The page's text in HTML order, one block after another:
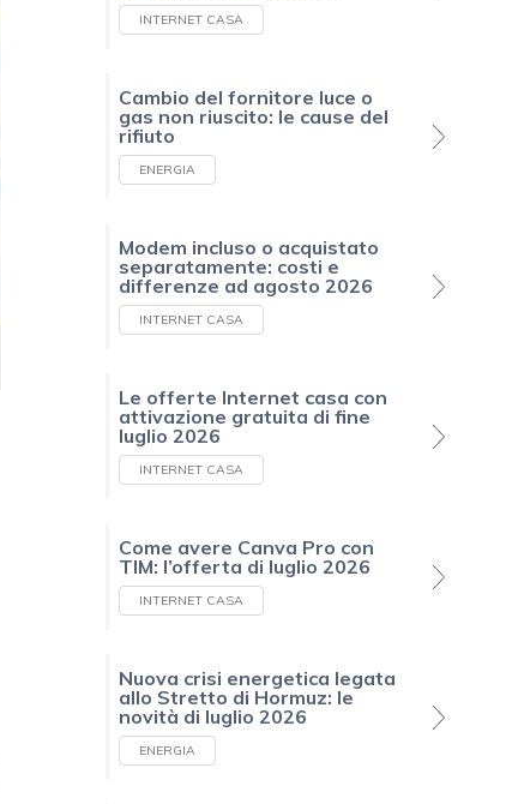
INTERNET CASA
Cambio del fornitore luce o
gas non riuscito: le cause del
rifiuto
ENERGIA
Modem incluso o acquistato
separatamente: costi e
differenze ad agosto 2026
INTERNET CASA
Le offerte Internet casa con
attivazione gratuita di fine
luglio 2026
INTERNET CASA
Come avere Canva Pro con
TIM: l’offerta di luglio 2026
INTERNET CASA
Nuova crisi energetica legata
allo Stretto di Hormuz: le
novità di luglio 2026
ENERGIA